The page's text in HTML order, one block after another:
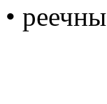
•